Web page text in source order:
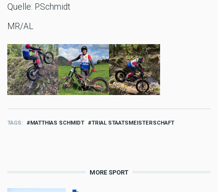
Quelle: P.Schmidt
MR/AL
TAGS MATTHIAS SCHMIDT TRIAL STAATSMEISTERSCHAFT
MORE SPORT